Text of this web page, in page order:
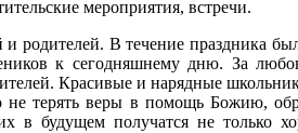
мероприятия, встречи.
родителей. В течение праздника
к сегодняшнему дню. За
Красивые и нарядные
терять веры в помощь Божию,
будущем получатся не только